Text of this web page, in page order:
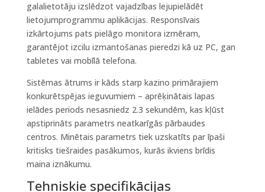
galalietotāju izslēdzot vajadzības lejupielādēt
lietojumprogrammu aplikācijas. Responsīvais
izkārtojums pats pielāgo monitora izmēram,
garantējot izcilu izmantošanas pieredzi kā uz PC, gan
tabletes vai mobīlā telefona.
Sistēmas ātrums ir kāds starp kazino primārajiem
konkurētspējas ieguvumiem – aprēķinātais lapas
ielādes periods nesasniedz 2.3 sekundēm, kas kļūst
apstiprināts parametrs neatkarīgās pārbaudes
centros. Minētais parametrs tiek uzskatīts par īpaši
kritisks tiešraides pasākumos, kurās ikviens brīdis
maina iznākumu.
Tehniskie specifikācijas